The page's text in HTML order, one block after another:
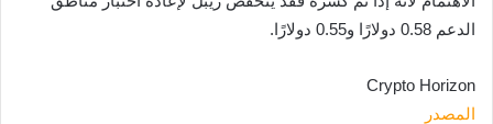
الدعم 0.58 دولارًا و0.55 دولارًا.
Crypto Horizon
المصدر